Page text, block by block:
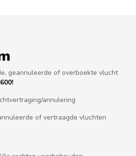
geannuleerde of overboekte vlucht
annulering
of vertraagde vluchten